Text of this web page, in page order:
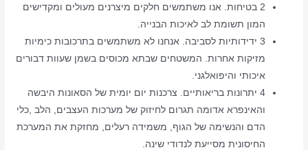
2 בטיחות. אנו משתמשים חלקים מיצרנים מעולים ומקדישים
המון תשומת לב לאיכות הבנייה.
3 ידידותיות לסביבה. אנחנו לא משתמשים בתרכובות כימיות
מזיקות אחרות. המשטחים שבתא מכוסים בשמן שעוות דבורים
איכותי והיפואלגני.
4 יתרונות בריאותיים. צרכנות יום יומית של הסאונות היבשה
והאינפרא אדומה תגרום לחיזוק של מערכות העצבים, הלב ,כלי
הדם והנשימה של הגוף, משמידה רעלים, מחזקת את המערכת
החיסונית מסייעת לנדודי שינה.